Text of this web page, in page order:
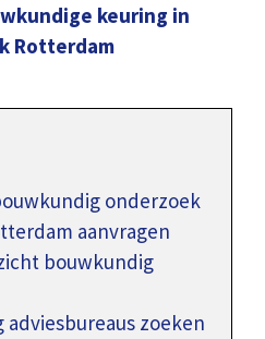
keuring in
Rotterdam
onderzoek
aanvragen
bouwkundig
adviesbureaus zoeken